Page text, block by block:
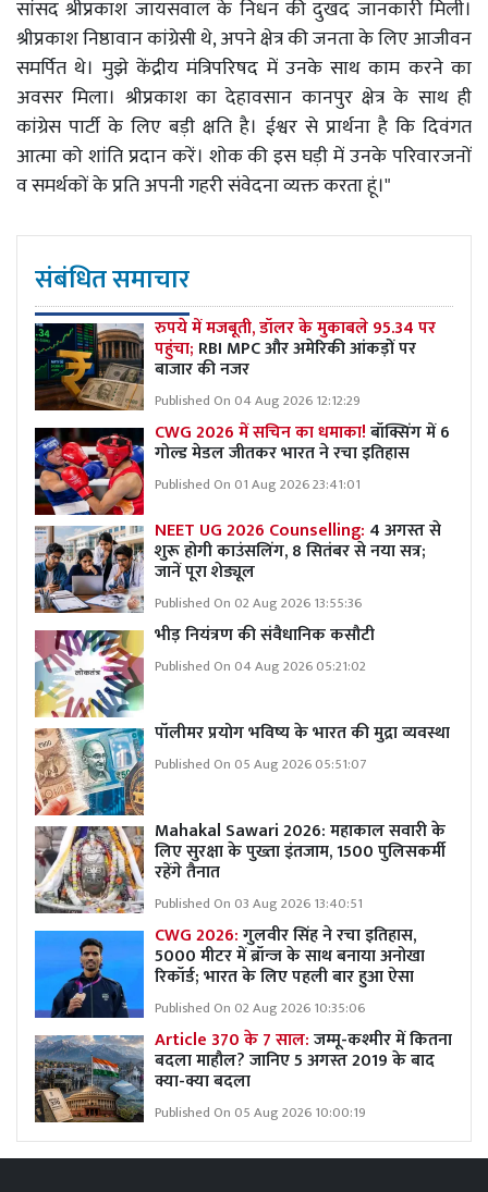
सांसद श्रीप्रकाश जायसवाल के निधन की दुखद जानकारी मिली।
श्रीप्रकाश निष्ठावान कांग्रेसी थे, अपने क्षेत्र की जनता के लिए आजीवन
समर्पित थे। मुझे केंद्रीय मंत्रिपरिषद में उनके साथ काम करने का
अवसर मिला। श्रीप्रकाश का देहावसान कानपुर क्षेत्र के साथ ही
कांग्रेस पार्टी के लिए बड़ी क्षति है। ईश्वर से प्रार्थना है कि दिवंगत
आत्मा को शांति प्रदान करें। शोक की इस घड़ी में उनके परिवारजनों
व समर्थकों के प्रति अपनी गहरी संवेदना व्यक्त करता हूं।"
संबंधित समाचार
रुपये में मजबूती, डॉलर के मुकाबले 95.34 पर
पहुंचा; RBI MPC और अमेरिकी आंकड़ों पर
बाजार की नजर
Published On 04 Aug 2026 12:12:29
CWG 2026 में सचिन का धमाका!बॉक्सिंग में 6
गोल्ड मेडल जीतकर भारत ने रचा इतिहास
Published On 01 Aug 2026 23:41:01
NEET UG 2026 Counselling: 4 अगस्त से
शुरू होगी काउंसलिंग, 8 सितंबर से नया सत्र;
जानें पूरा शेड्यूल
Published On 02 Aug 2026 13:55:36
भीड़ नियंत्रण की संवैधानिक कसौटी
Published On 04 Aug 2026 05:21:02
पॉलीमर प्रयोग भविष्य के भारत की मुद्रा व्यवस्था
Published On 05 Aug 2026 05:51:07
Mahakal Sawari 2026: महाकाल सवारी के
लिए सुरक्षा के पुख्ता इंतजाम, 1500 पुलिसकर्मी
रहेंगे तैनात
Published On 03 Aug 2026 13:40:51
CWG 2026:गुलवीर सिंह ने रचा इतिहास,
5000 मीटर में ब्रॉन्ज के साथ बनाया अनोखा
रिकॉर्ड; भारत के लिए पहली बार हुआ ऐसा
Published On 02 Aug 2026 10:35:06
Article 370 के 7 साल:जम्मू-कश्मीर में कितना
बदला माहौल? जानिए 5 अगस्त 2019 के बाद
क्या-क्या बदला
Published On 05 Aug 2026 10:00:19